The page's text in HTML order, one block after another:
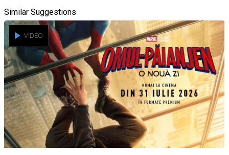
Similar Suggestions
VIDEO